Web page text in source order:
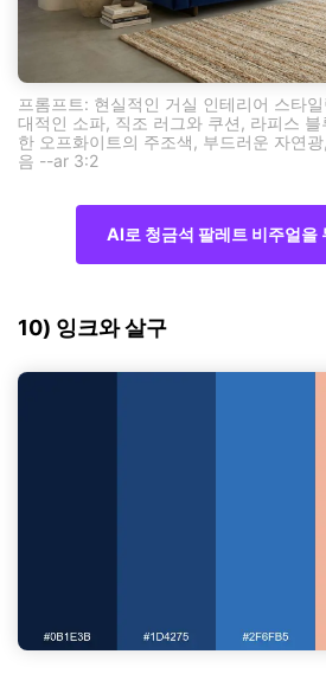
프롬프트: 현실적인 거실 인테리어 스타
대적인 소파, 직조 러그와 쿠션, 라피스
한 오프화이트의 주조색, 부드러운 자연
음 --ar 3:2
AI로 청금석 팔레트 비주얼을
10) 잉크와 살구